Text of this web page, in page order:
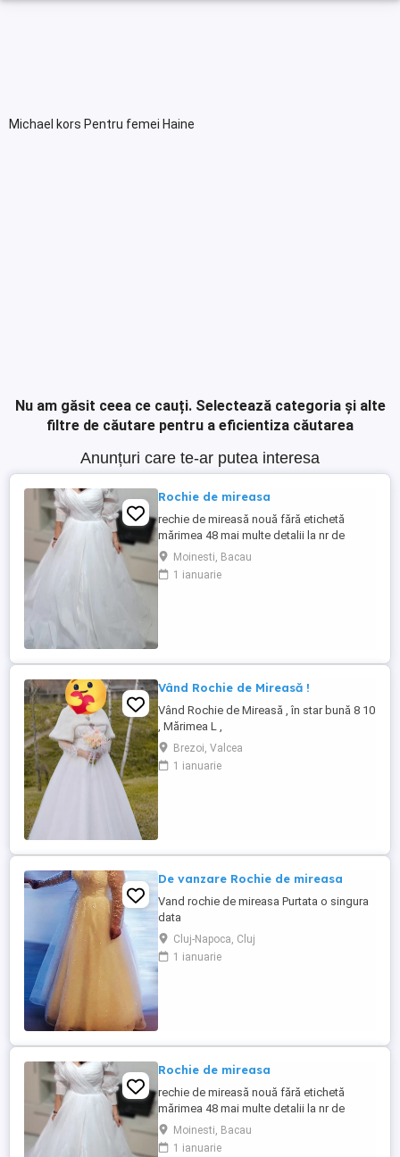
Michael kors Pentru femei Haine
Nu am găsit ceea ce cauți. Selectează categoria și alte
filtre de căutare pentru a eficientiza căutarea
Anunțuri care te-ar putea interesa
Rochie de mireasa
rechie de mireasă nouă fără etichetă
mărimea 48 mai multe detalii la nr de
telefonMoinesti, Bacau
1 ianuarie
Vând Rochie de Mireasă !
Vând Rochie de Mireasă , în star bună 8 10
, Mărimea L ,
Brezoi, Valcea
1 ianuarie
De vanzare Rochie de mireasa
Vand rochie de mireasa Purtata o singura
data
Cluj-Napoca, Cluj
1 ianuarie
Rochie de mireasa
rechie de mireasă nouă fără etichetă
mărimea 48 mai multe detalii la nr de
telefonMoinesti, Bacau
1 ianuarie